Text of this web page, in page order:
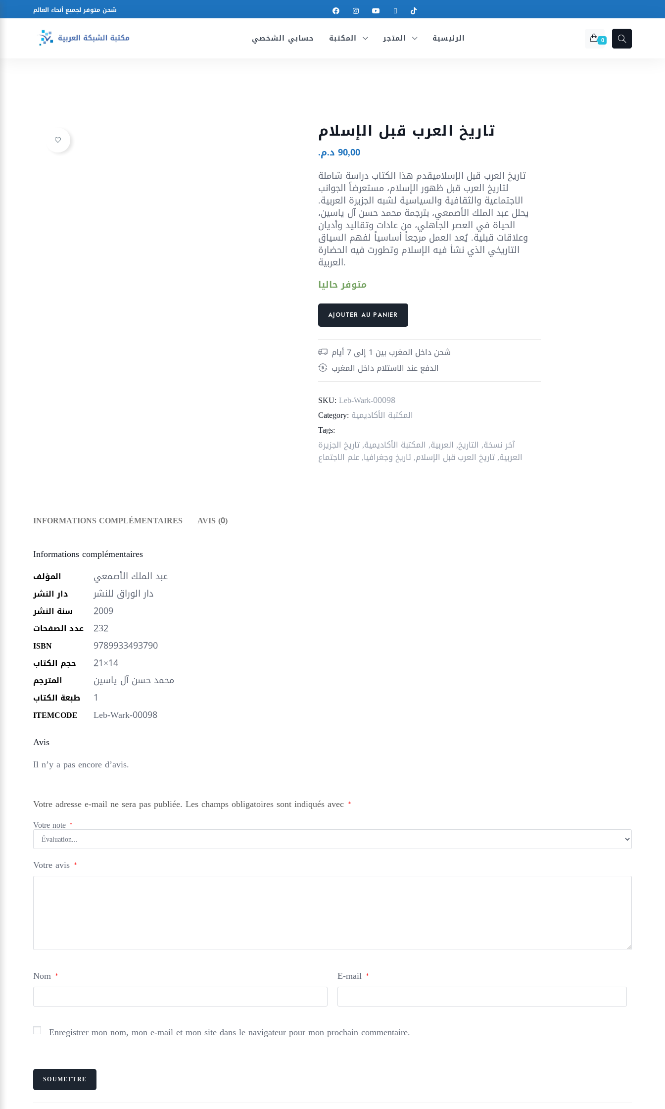
شحن متوفر لجميع أنحاء العالم
حسابي الشخصي الرئيسية 0
تاريخ العرب قبل الإسلام
90,00 د.م.
تاريخ العرب قبل الإسلاميقدم هذا الكتاب دراسة شاملة
لتاريخ العرب قبل ظهور الإسلام، مستعرضاً الجوانب
الاجتماعية والثقافية والسياسية لشبه الجزيرة العربية.
يحلل عبد الملك الأصمعي، بترجمة محمد حسن آل ياسين،
الحياة في العصر الجاهلي، من عادات وتقاليد وأديان
وعلاقات قبلية. يُعد العمل مرجعاً أساسياً لفهم السياق
التاريخي الذي نشأ فيه الإسلام وتطورت فيه الحضارة
العربية.
متوفر حاليا
quantité
de
العرب
قبل
الإسلام
AJOUTER AU PANIER
شحن داخل المغرب بين 1 إلى 7 أيام
الدفع عند الاستلام داخل المغرب
SKU: Leb-Wark-00098
Category: المكتبة الأكاديمية
Tags:
آخر نسخة, التاريخ, العربية, المكتبة الأكاديمية,تاريخ الجزيرة
العربية,تاريخ العرب قبل الإسلام,تاريخ وجغرافيا,علم الاجتماع
INFORMATIONS COMPLÉMENTAIRES AVIS (0)
Informations complémentaires
المؤلف عبد الملك الأصمعي
دار النشر دار الوراق للنشر
سنة النشر 2009
عدد الصفحات 232
ISBN 9789933493790
حجم الكتاب 21×14
المترجم محمد حسن آل ياسين
طبعة الكتاب 1
ITEMCODE
Leb-Wark-00098
Avis
Il n’y a pas encore d’avis.
Votre adresse e-mail ne sera pas publiée. Les champs obligatoires sont indiqués avec *
Votre note *
Votre avis *
Nom * E-mail *
Enregistrer mon nom, mon e-mail et mon site dans le navigateur pour mon prochain commentaire.